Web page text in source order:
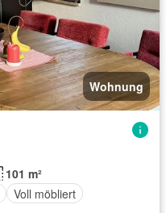
Wohnung
101 m²
Voll möbliert